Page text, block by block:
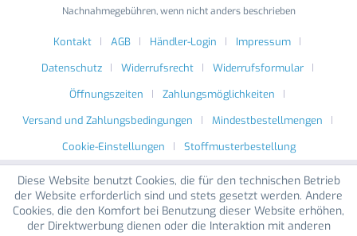
Nachnahmegebühren, wenn nicht anders beschrieben
Kontakt AGB Händler-Login
Impressum
Datenschutz
Widerrufsrecht
Widerrufsformular
Öffnungszeiten
Zahlungsmöglichkeiten
Versand und Zahlungsbedingungen
Mindestbestellmengen
Cookie-Einstellungen
Stoffmusterbestellung
Diese Website benutzt Cookies, die für den technischen Betrieb
der Website erforderlich sind und stets gesetzt werden. Andere
Cookies, die den Komfort bei Benutzung dieser Website erhöhen,
der Direktwerbung dienen oder die Interaktion mit anderen